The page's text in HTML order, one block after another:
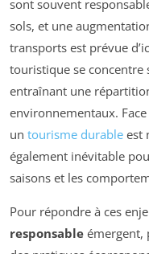
sont souvent
sols, et une
transports est prévue
touristique se
entraînant une
environnementaux.
un tourisme durable est
également inévitable
saisons et les
Pour répondre à ces
responsable émergent,